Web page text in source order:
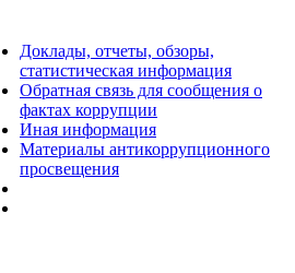
Доклады, отчеты, обзоры,
статистическая информация
Обратная связь для сообщения о
фактах коррупции
Иная информация
Материалы антикоррупционного
просвещения